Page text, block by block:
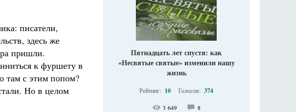
писатели,
здесь же
пришли.
к фуршету в
там с этим попом?
Но в целом
Пятнадцать лет спустя: как
«Несвятые святые» изменили нашу
жизнь
Рейтинг: 10 Голосов: 374
3 649 8